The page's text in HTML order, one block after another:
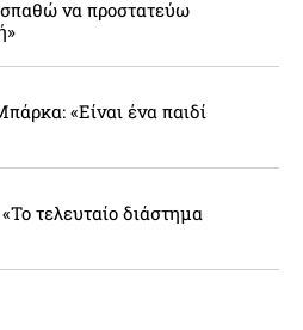
να προστατεύω
«Είναι ένα παιδί
τελευταίο διάστημα